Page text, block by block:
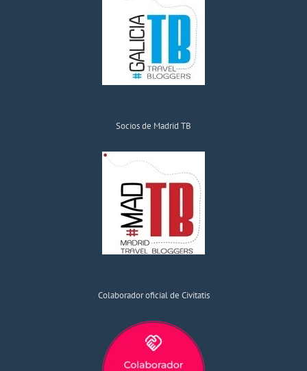
Socios de Madrid TB
Colaborador oficial de Civitatis